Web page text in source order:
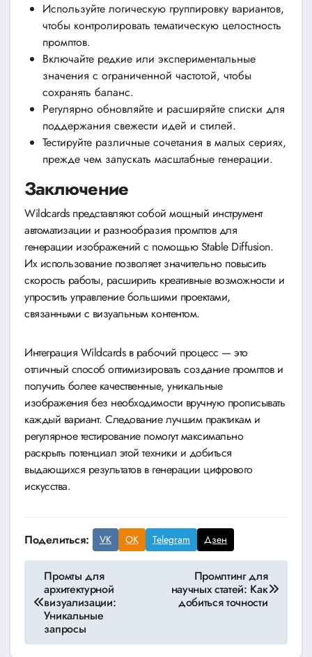
Используйте логическую группировку вариантов,
чтобы контролировать тематическую целостность
промптов.
Включайте редкие или экспериментальные
значения с ограниченной частотой, чтобы
сохранять баланс.
Регулярно обновляйте и расширяйте списки для
поддержания свежести идей и стилей.
Тестируйте различные сочетания в малых сериях,
прежде чем запускать масштабные генерации.
Заключение
Wildcards представляют собой мощный инструмент
автоматизации и разнообразия промптов для
генерации изображений с помощью Stable Diffusion.
Их использование позволяет значительно повысить
скорость работы, расширить креативные возможности и
упростить управление большими проектами,
связанными с визуальным контентом.
Интеграция Wildcards в рабочий процесс — это
отличный способ оптимизировать создание промптов и
получить более качественные, уникальные
изображения без необходимости вручную прописывать
каждый вариант. Следование лучшим практикам и
регулярное тестирование помогут максимально
раскрыть потенциал этой техники и добиться
выдающихся результатов в генерации цифрового
искусства.
Поделиться: VK OK Telegram Дзен
Навигация
по
записям
Промты для
архитектурной
визуализации:
Уникальные
запросы
Промптинг для
научных статей: Как
добиться точности